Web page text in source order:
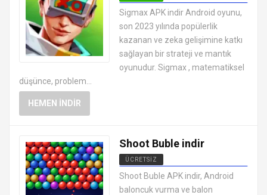
EN İYI ANDROID APK OYUNLARI
ÜCRETSIZ
Sigmax APK indir Android oyunu,
son 2023 yılında popülerlik
kazanan ve zeka gelişimine katkı
sağlayan bir strateji ve mantık
oyunudur. Sigmax , matematiksel
düşünce, problem...
HEMEN İNDIR
Shoot Buble indir
ÜCRETSIZ
EN İYI ANDROID APK OYUNLARI
ÜCRETSIZ
Shoot Buble APK indir, Android
baloncuk vurma ve balon